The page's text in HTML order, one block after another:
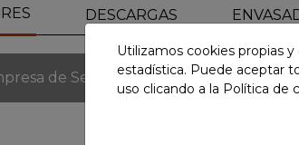
DESCARGAS
de Servicios Industria
Utilizamos cookies propias
estadística. Puede aceptar
uso clicando a la Política de